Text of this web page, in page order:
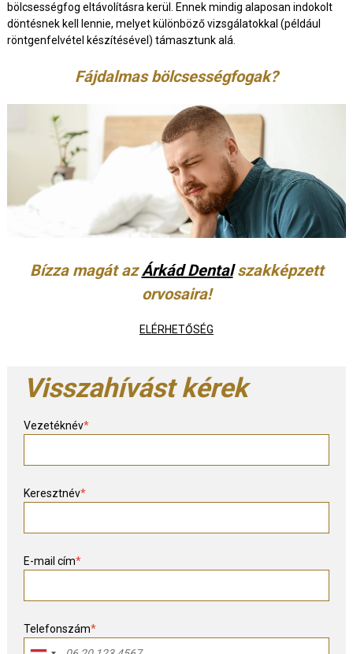
bölcsességfog eltávolításra kerül. Ennek mindig alaposan indokolt
döntésnek kell lennie, melyet különböző vizsgálatokkal (például
röntgenfelvétel készítésével) támasztunk alá.
Fájdalmas bölcsességfogak?
Bízza magát azÁrkád Dentalszakképzett
orvosaira!
ELÉRHETŐSÉG
Visszahívást kérek
Vezetéknév*
Keresztnév*
E-mail cím*
Telefonszám*